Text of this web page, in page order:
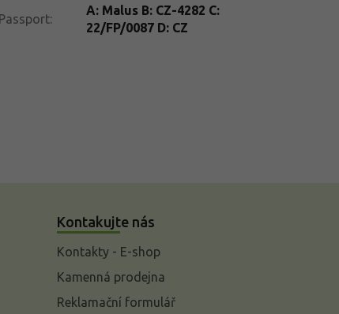
:
A: Malus B: CZ-4282 C:
22/FP/0087 D: CZ
Kontakujte nás
Kontakty - E-shop
Kamenná prodejna
Reklamační formulář